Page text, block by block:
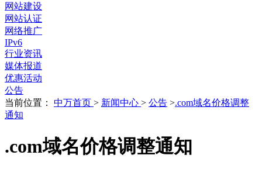
网站建设
网站认证
网络推广
IPv6
行业资讯
媒体报道
优惠活动
公告
当前位置： 中万首页 > 新闻中心 > 公告 >.com域名价格调整
通知
.com域名价格调整通知